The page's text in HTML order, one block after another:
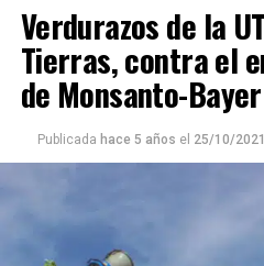
Verdurazos de la
Tierras, contra el
de Monsanto-Bayer
Publicada hace 5 años el 25/10/2021